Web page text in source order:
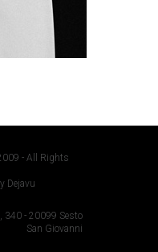
- All Rights
Dejavu
340 - 20099 Sesto
San Giovanni